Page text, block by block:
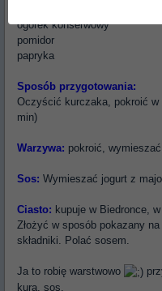
ogórek konserwowy
pomidor
papryka
Sposób przygotowania:
Oczyścić kurczaka, pokroić
min)
Warzywa: pokroić,
Sos: Wymieszać jogurt z
Ciasto: kupuje w Biedronce,
Złożyć w sposób pokazany
składniki. Polać sosem.
Ja to robię warstwowo
kura, sos.